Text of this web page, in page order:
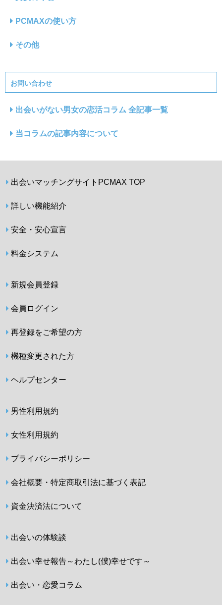
PCMAXの使い方
その他
お問い合わせ
出会いがない男女の恋活コラム 全記事一覧
当コラムの記事内容について
出会いマッチングサイトPCMAX TOP
詳しい機能紹介
安全・安心宣言
料金システム
新規会員登録
会員ログイン
再登録をご希望の方
機種変更された方
ヘルプセンター
男性利用規約
女性利用規約
プライバシーポリシー
会社概要・特定商取引法に基づく表記
資金決済法について
出会いの体験談
出会い幸せ報告～わたし(僕)幸せです～
出会い・恋愛コラム